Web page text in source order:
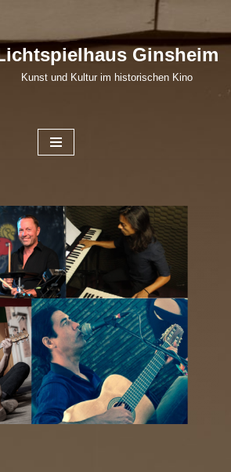
Ginsheim
Kunst und Kultur im historischen Kino